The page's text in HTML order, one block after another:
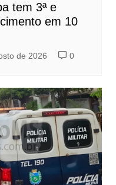
tem 3ª e
em 10
de 2026 0